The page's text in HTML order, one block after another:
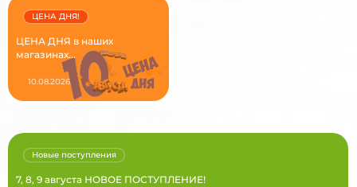
ЦЕНА ДНЯ в наших
магазинах...
ЦЕНА ДНЯ!
10.08.2026
7, 8, 9 августа НОВОЕ ПОСТУПЛЕНИЕ!
Новые поступления